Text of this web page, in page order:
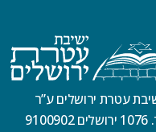
עטרת ירושלים ע”ר